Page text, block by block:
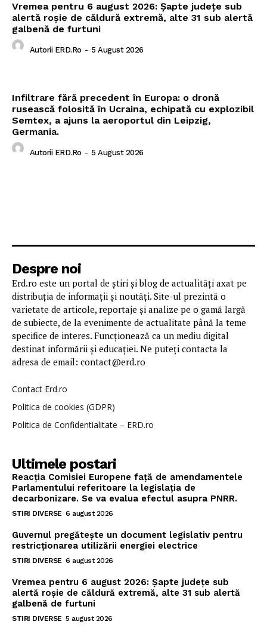
Vremea pentru 6 august 2026: Șapte județe sub
alertă roșie de căldură extremă, alte 31 sub alertă
galbenă de furtuni
Autorii ERD.ro - 5 August 2026
Infiltrare fără precedent în Europa: o dronă
rusească folosită în Ucraina, echipată cu explozibil
Semtex, a ajuns la aeroportul din Leipzig,
Germania.
Autorii ERD.ro - 5 August 2026
Despre noi
Erd.ro este un portal de știri și blog de actualități axat pe
distribuția de informații și noutăți. Site-ul prezintă o
varietate de articole, reportaje și analize pe o gamă largă
de subiecte, de la evenimente de actualitate până la teme
specifice de interes. Funcționează ca un mediu digital
destinat informării și educației. Ne puteți contacta la
adresa de email: contact@erd.ro
Contact Erd.ro
Politica de cookies (GDPR)
Politica de Confidentialitate – ERD.ro
Ultimele postari
Reacția Comisiei Europene față de amendamentele
Parlamentului referitoare la legislația de
decarbonizare. Se va evalua efectul asupra PNRR.
STIRI DIVERSE 6 august 2026
Guvernul pregătește un document legislativ pentru
restricționarea utilizării energiei electrice
STIRI DIVERSE 6 august 2026
Vremea pentru 6 august 2026: Șapte județe sub
alertă roșie de căldură extremă, alte 31 sub alertă
galbenă de furtuni
STIRI DIVERSE 5 august 2026